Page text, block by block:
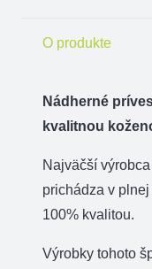
O produkte
Nádherné
kvalitnou
Najväčší
prichádza v
100% kvalitou.
Výrobky tohoto